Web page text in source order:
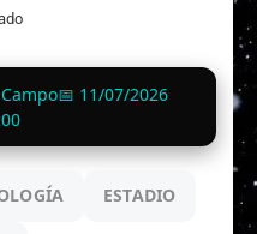
📅 11/07/2026
ESTADIO